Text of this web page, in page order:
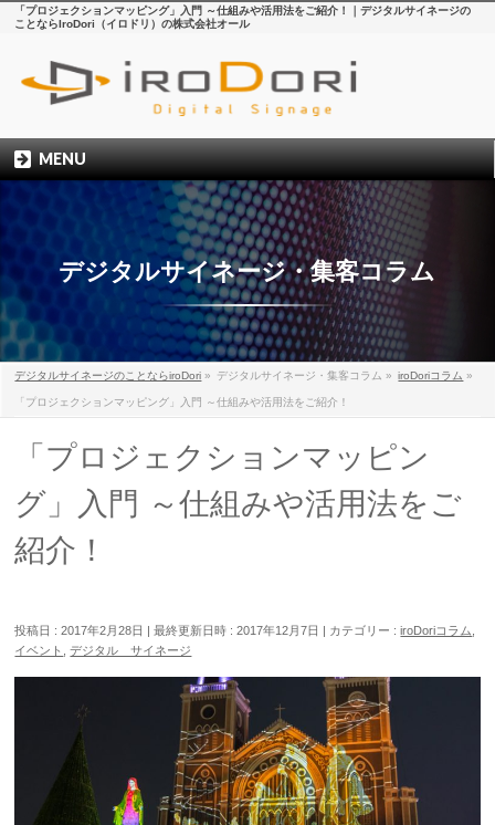
「プロジェクションマッピング」入門 ～仕組みや活用法をご紹介！｜デジタルサイネージの
ことならIroDori（イロドリ）の株式会社オール
MENU
デジタルサイネージ・集客コラム
デジタルサイネージのことならiroDori » デジタルサイネージ・集客コラム » iroDoriコラム »
「プロジェクションマッピング」入門 ～仕組みや活用法をご紹介！
「プロジェクションマッピン
グ」入門 ～仕組みや活用法をご
紹介！
投稿日 : 2017年2月28日 最終更新日時 : 2017年12月7日 カテゴリー :iroDoriコラム
イベント
,デジタル サイネージ